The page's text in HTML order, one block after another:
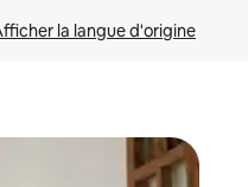
la langue d'origine